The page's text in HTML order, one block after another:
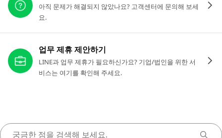
아직 문제가 해결되지 않았나요? 고객센터에 문의해 보세
요.
업무 제휴 제안하기
LINE과 업무 제휴가 필요하신가요? 기업/법인을 위한 서
비스는 여기를 확인해 주세요.